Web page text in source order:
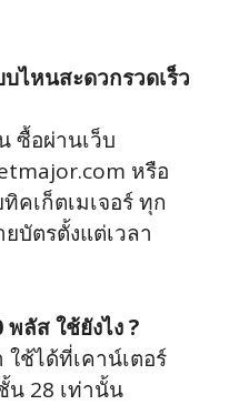
ไหนสะดวกรวดเร็ว
ซื้อผ่านเว็บ
หรือ
คเก็ตเมเจอร์ ทุก
บัตรตั้งแต่เวลา
ลัส ใช้ยังไง ?
ใช้ได้ที่เคาน์เตอร์
น 28 เท่านั้น